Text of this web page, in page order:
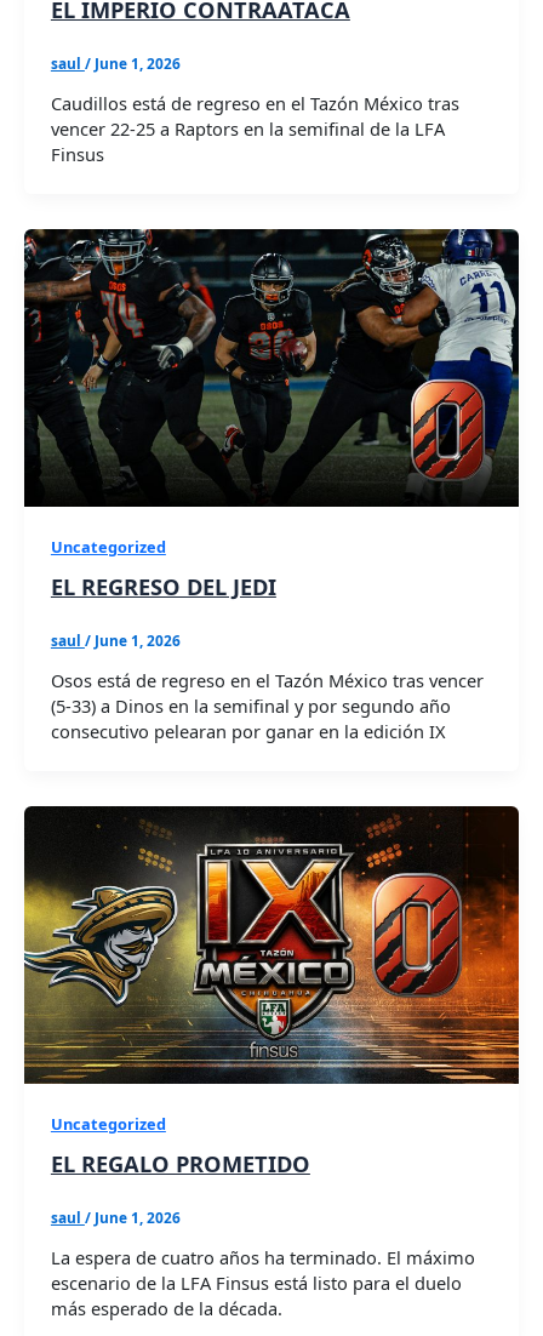
EL IMPERIO CONTRAATACA
saul / June 1, 2026
Caudillos está de regreso en el Tazón México tras
vencer 22-25 a Raptors en la semifinal de la LFA
Finsus
Uncategorized
EL REGRESO DEL JEDI
saul / June 1, 2026
Osos está de regreso en el Tazón México tras vencer
(5-33) a Dinos en la semifinal y por segundo año
consecutivo pelearan por ganar en la edición IX
Uncategorized
EL REGALO PROMETIDO
saul / June 1, 2026
La espera de cuatro años ha terminado. El máximo
escenario de la LFA Finsus está listo para el duelo
más esperado de la década.